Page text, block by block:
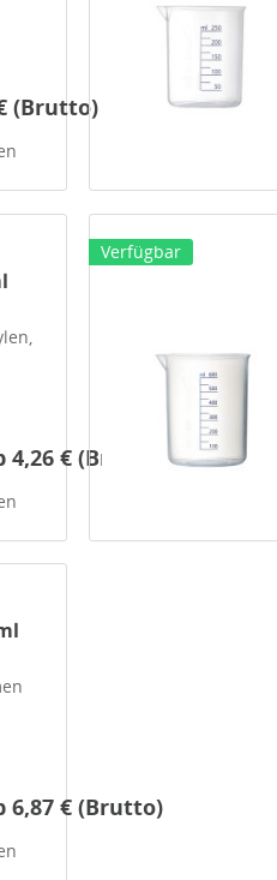
(Brutto)
€ (Brutto)
Verfügbar
6,87 € (Brutto)